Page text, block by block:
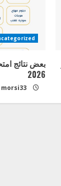
بعض نتائج
2026
morsi33